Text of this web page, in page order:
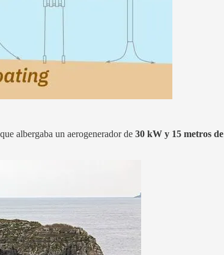
albergaba un aerogenerador de 30 kW y 15 metros